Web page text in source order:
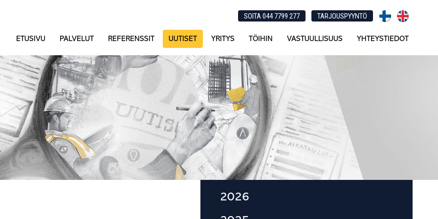
SOITA 044 7799 277 TARJOUSPYYNTÖ
ETUSIVU PALVELUT REFERENSSIT UUTISET YRITYS TÖIHIN VASTUULLISUUS YHTEYSTIEDOT
Ensisijainen
2026